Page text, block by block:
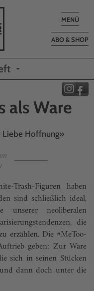
Toggle
MENÜ
ABO & SHOP
als Ware
Liebe Hoffnung»
Trash-Figuren haben
sind schließlich ideal,
neoliberalen
die
erzählen. Die #MeToo-
geben: Zur Ware
sich in seinen Stücken
dann doch unter die